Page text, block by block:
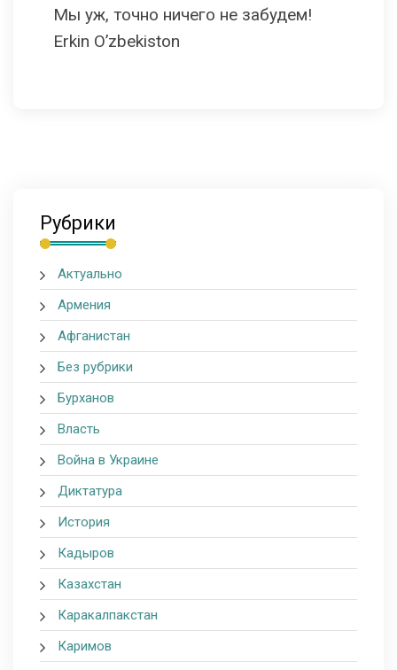
Мы уж, точно ничего не забудем!
Erkin O’zbekiston
Рубрики
Актуально
Армения
Афганистан
Без рубрики
Бурханов
Власть
Война в Украине
Диктатура
История
Кадыров
Казахстан
Каракалпакстан
Каримов